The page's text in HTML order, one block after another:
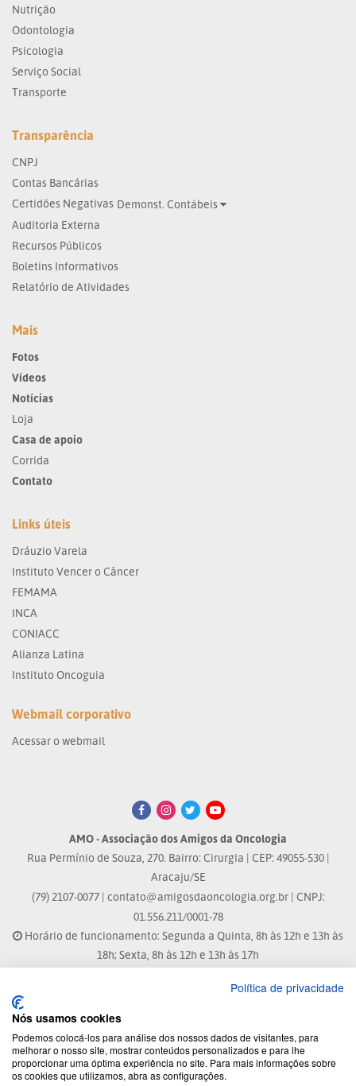
Nutrição
Odontologia
Psicologia
Serviço Social
Transporte
Transparência
CNPJ
Contas Bancárias
Certidões Negativas Demonst. Contábeis
Auditoria Externa
Recursos Públicos
Boletins Informativos
Relatório de Atividades
Mais
Fotos
Vídeos
Notícias
Loja
Casa de apoio
Corrida
Contato
Links úteis
Dráuzio Varela
Instituto Vencer o Câncer
FEMAMA
INCA
CONIACC
Alianza Latina
Instituto Oncoguia
Webmail corporativo
Acessar o webmail
AMO - Associação dos Amigos da Oncologia
Rua Permínio de Souza, 270. Bairro: Cirurgia | CEP: 49055-530 |
Aracaju/SE
(79) 2107-0077 | contato@amigosdaoncologia.org.br| CNPJ:
01.556.211/0001-78
Horário de funcionamento: Segunda a Quinta, 8h às 12h e 13h às
18h; Sexta, 8h às 12h e 13h às 17h
Site atualizado em: 07/08/2026 às 17:25h
© 2026 - Todos os direitos reservados.
Política de privacidade
Nós usamos cookies
Podemos colocá-los para análise dos nossos dados de visitantes, para
melhorar o nosso site, mostrar conteúdos personalizados e para lhe
proporcionar uma óptima experiência no site. Para mais informações sobre
os cookies que utilizamos, abra as configurações.